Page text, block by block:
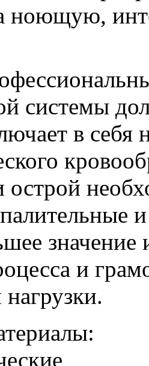
ноющую,
системы
в себя
острой
значение
и